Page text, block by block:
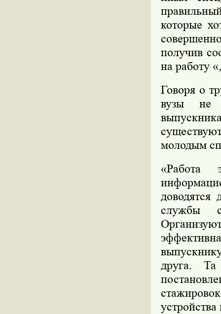
которые
получив
на работу
Говоря о
вузы не
молодым
«Работа
доводятся
службы
друга. Та